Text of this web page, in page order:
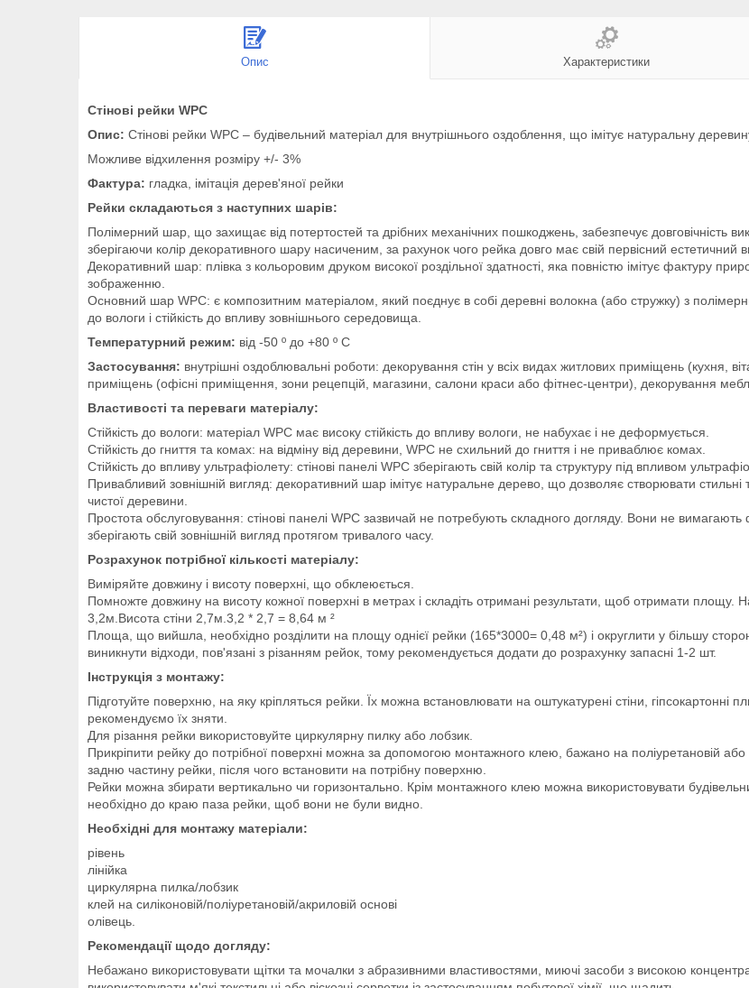
Опис Характеристики
Стінові рейки WPC
Опис: Стінові рейки WPC – будівельний матеріал для внутрішнього оздоблення, що імітує натуральну
Можливе відхилення розміру +/- 3%
Фактура: гладка, імітація дерев'яної рейки
Рейки складаються з наступних шарів:
Полімерний шар, що захищає від потертостей та дрібних механічних пошкоджень, забезпечує довговічність
зберігаючи колір декоративного шару насиченим, за рахунок чого рейка довго має свій первісний естетичний
Декоративний шар: плівка з кольоровим друком високої роздільної здатності, яка повністю імітує фактуру
зображенню.
Основний шар WPC: є композитним матеріалом, який поєднує в собі деревні волокна (або стружку) з
до вологи і стійкість до впливу зовнішнього середовища.
Температурний режим: від -50 º до +80 º С
Застосування: внутрішні оздоблювальні роботи: декорування стін у всіх видах житлових приміщень (кухня,
приміщень (офісні приміщення, зони рецепцій, магазини, салони краси або фітнес-центри), декорування
Властивості та переваги матеріалу:
Стійкість до вологи: матеріал WPC має високу стійкість до впливу вологи, не набухає і не деформується.
Стійкість до гниття та комах: на відміну від деревини, WPC не схильний до гниття і не приваблює комах.
Стійкість до впливу ультрафіолету: стінові панелі WPC зберігають свій колір та структуру під впливом
Привабливий зовнішній вигляд: декоративний шар імітує натуральне дерево, що дозволяє створювати
чистої деревини.
Простота обслуговування: стінові панелі WPC зазвичай не потребують складного догляду. Вони не
зберігають свій зовнішній вигляд протягом тривалого часу.
Розрахунок потрібної кількості матеріалу:
Виміряйте довжину і висоту поверхні, що обклеюється.
Помножте довжину на висоту кожної поверхні в метрах і складіть отримані результати, щоб отримати площу.
3,2м.Висота стіни 2,7м.3,2 * 2,7 = 8,64 м ²
Площа, що вийшла, необхідно розділити на площу однієї рейки (165*3000= 0,48 м²) і округлити у більшу
виникнути відходи, пов'язані з різанням рейок, тому рекомендується додати до розрахунку запасні 1-2 шт.
Інструкція з монтажу:
Підготуйте поверхню, на яку кріпляться рейки. Їх можна встановлювати на оштукатурені стіни,
рекомендуємо їх зняти.
Для різання рейки використовуйте циркулярну пилку або лобзик.
Прикріпити рейку до потрібної поверхні можна за допомогою монтажного клею, бажано на поліуретановій або
задню частину рейки, після чого встановити на потрібну поверхню.
Рейки можна збирати вертикально чи горизонтально. Крім монтажного клею можна використовувати
необхідно до краю паза рейки, щоб вони не були видно.
Необхідні для монтажу матеріали:
рівень
лінійка
циркулярна пилка/лобзик
клей на силіконовій/поліуретановій/акриловій основі
олівець.
Рекомендації щодо догляду:
Небажано використовувати щітки та мочалки з абразивними властивостями, миючі засоби з високою